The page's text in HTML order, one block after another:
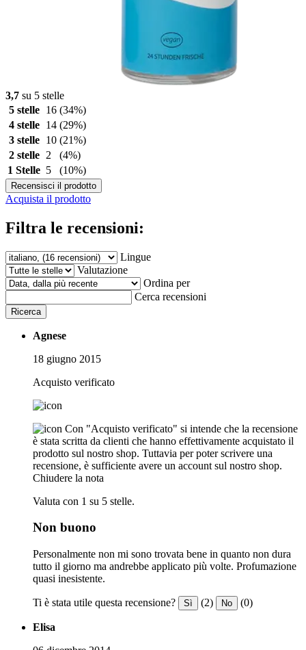
3,7 su 5 stelle
5 stelle
16 (34%)
4 stelle
14 (29%)
3 stelle
10 (21%)
2 stelle
2
(4%)
1 Stelle 5 (10%)
Recensisci il prodotto
Acquista il prodotto
Filtra le recensioni:
Lingue
Valutazione
Ordina per
Cerca recensioni
Ricerca
Agnese
18 giugno 2015
Acquisto verificato
Con "Acquisto verificato" si intende che la recensione
è stata scritta da clienti che hanno effettivamente acquistato il
prodotto sul nostro shop. Tuttavia per poter scrivere una
recensione, è sufficiente avere un account sul nostro shop.
Chiudere la nota
Valuta con 1 su 5 stelle.
Non buono
Personalmente non mi sono trovata bene in quanto non dura
tutto il giorno ma andrebbe applicato più volte. Profumazione
quasi inesistente.
Ti è stata utile questa recensione? Sì (2) No (0)
Elisa